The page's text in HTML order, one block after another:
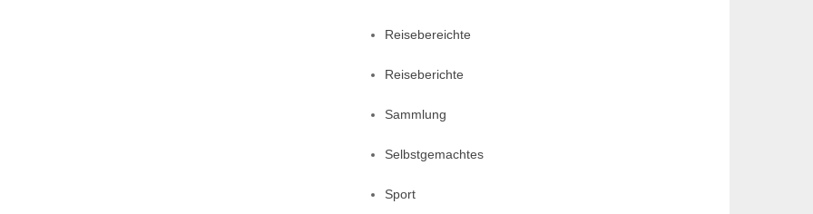
Reisebereichte
Reiseberichte
Sammlung
Selbstgemachtes
Sport